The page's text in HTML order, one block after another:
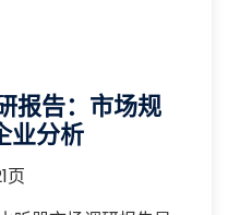
报告：市场规
业分析
页